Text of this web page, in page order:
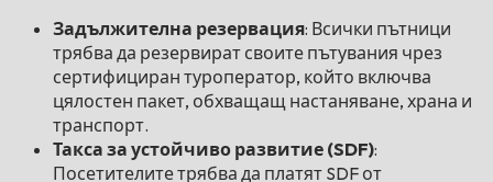
Задължителна резервация: Всички пътници
трябва да резервират своите пътувания чрез
сертифициран туроператор, който включва
цялостен пакет, обхващащ настаняване, храна и
транспорт.
Такса за устойчиво развитие (SDF):
Посетителите трябва да платят SDF от